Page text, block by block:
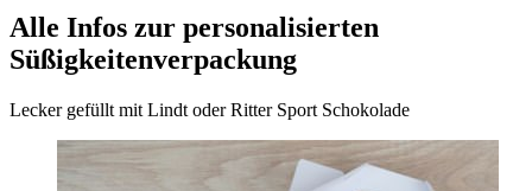
Alle Infos zur personalisierten
Süßigkeitenverpackung
Lecker gefüllt mit Lindt oder Ritter Sport Schokolade